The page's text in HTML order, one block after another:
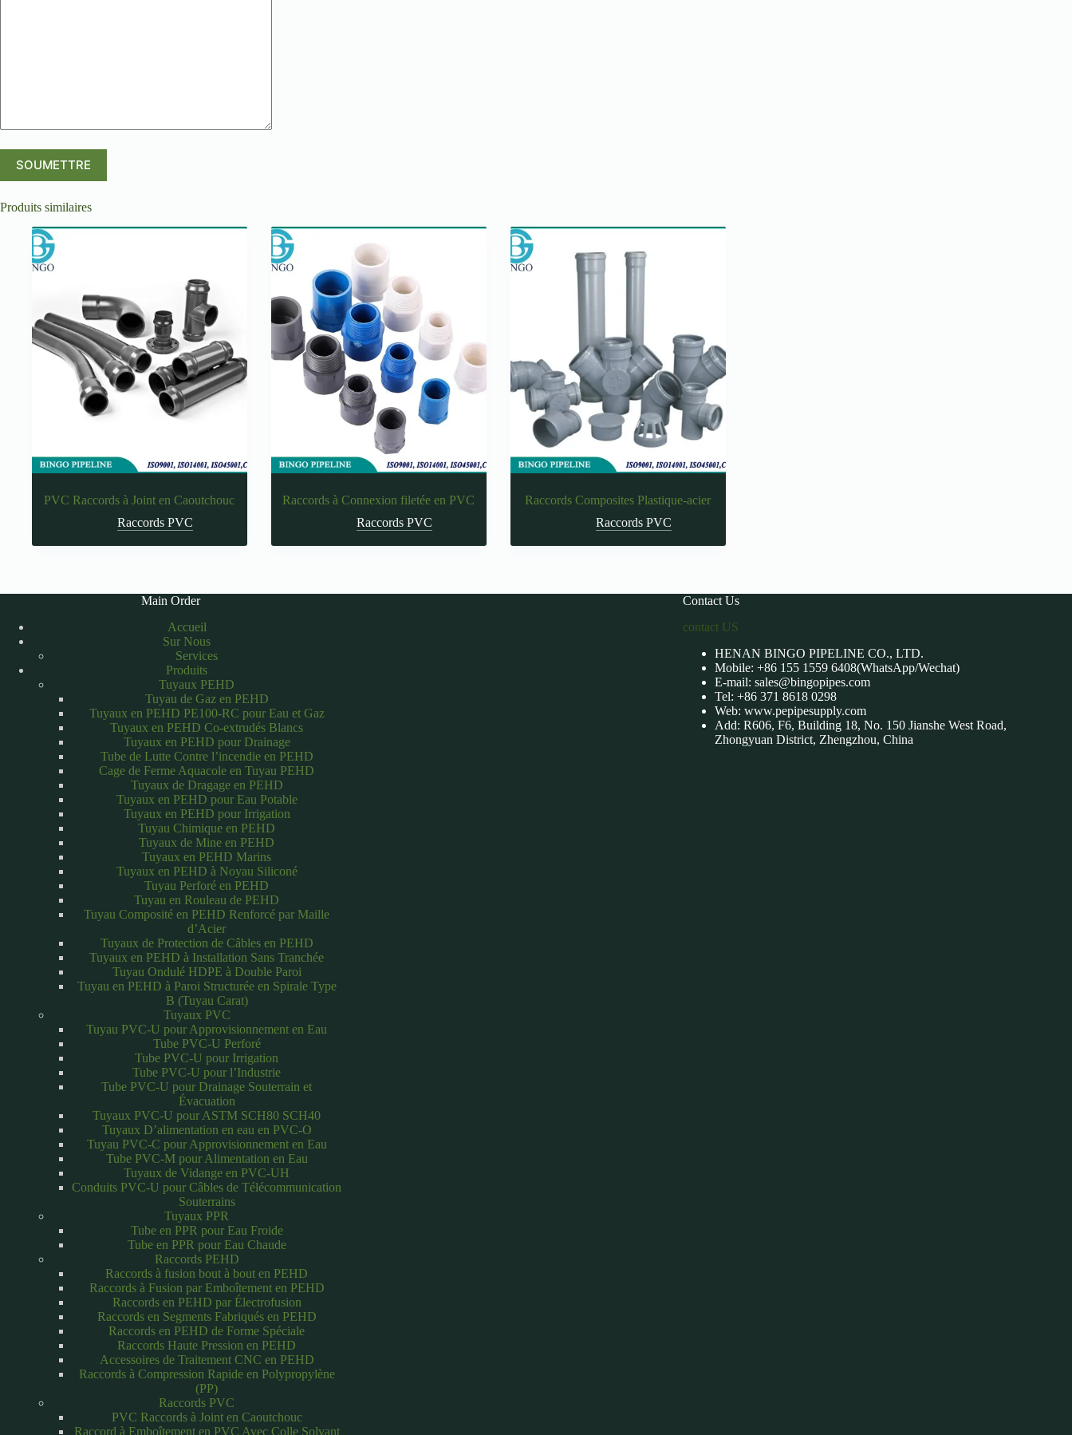
Produits similaires
PVC Raccords à Joint en Caoutchouc
Raccords PVC
Raccords à Connexion filetée en PVC
Raccords PVC
Raccords Composites Plastique-acier
Raccords PVC
Main Order
Accueil
Sur Nous
Services
Produits
Tuyaux PEHD
Tuyau de Gaz en PEHD
Tuyaux en PEHD PE100-RC pour Eau et Gaz
Tuyaux en PEHD Co-extrudés Blancs
Tuyaux en PEHD pour Drainage
Tube de Lutte Contre l’incendie en PEHD
Cage de Ferme Aquacole en Tuyau PEHD
Tuyaux de Dragage en PEHD
Tuyaux en PEHD pour Eau Potable
Tuyaux en PEHD pour Irrigation
Tuyau Chimique en PEHD
Tuyaux de Mine en PEHD
Tuyaux en PEHD Marins
Tuyaux en PEHD à Noyau Siliconé
Tuyau Perforé en PEHD
Tuyau en Rouleau de PEHD
Tuyau Composité en PEHD Renforcé par Maille
d’Acier
Tuyaux de Protection de Câbles en PEHD
Tuyaux en PEHD à Installation Sans Tranchée
Tuyau Ondulé HDPE à Double Paroi
Tuyau en PEHD à Paroi Structurée en Spirale Type
B (Tuyau Carat)
Tuyaux PVC
Tuyau PVC-U pour Approvisionnement en Eau
Tube PVC-U Perforé
Tube PVC-U pour Irrigation
Tube PVC-U pour l’Industrie
Tube PVC-U pour Drainage Souterrain et
Évacuation
Tuyaux PVC-U pour ASTM SCH80 SCH40
Tuyaux D’alimentation en eau en PVC-O
Tuyau PVC-C pour Approvisionnement en Eau
Tube PVC-M pour Alimentation en Eau
Tuyaux de Vidange en PVC-UH
Conduits PVC-U pour Câbles de Télécommunication
Souterrains
Tuyaux PPR
Tube en PPR pour Eau Froide
Tube en PPR pour Eau Chaude
Raccords PEHD
Raccords à fusion bout à bout en PEHD
Raccords à Fusion par Emboîtement en PEHD
Raccords en PEHD par Électrofusion
Raccords en Segments Fabriqués en PEHD
Raccords en PEHD de Forme Spéciale
Raccords Haute Pression en PEHD
Accessoires de Traitement CNC en PEHD
Raccords à Compression Rapide en Polypropylène
(PP)
Raccords PVC
PVC Raccords à Joint en Caoutchouc
Raccord à Emboîtement en PVC Avec Colle Solvant
Contact Us
contact US
HENAN BINGO PIPELINE CO., LTD.
Mobile: +86 155 1559 6408(WhatsApp/Wechat)
E-mail: sales@bingopipes.com
Tel: +86 371 8618 0298
Web: www.pepipesupply.com
Add: R606, F6, Building 18, No. 150 Jianshe West Road,
Zhongyuan District, Zhengzhou, China